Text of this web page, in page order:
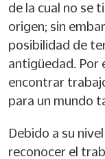
de la cual no se
origen; sin
posibilidad de
antigüedad. Por
encontrar
para un mundo
Debido a su
reconocer el